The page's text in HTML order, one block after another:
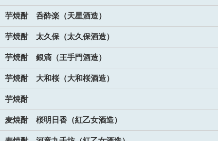
芋焼酎 呑酔楽（天星酒造）
芋焼酎 太久保（太久保酒造）
芋焼酎 銀滴（王手門酒造）
芋焼酎 大和桜（大和桜酒造）
芋焼酎
麦焼酎 桜明日香（紅乙女酒造）